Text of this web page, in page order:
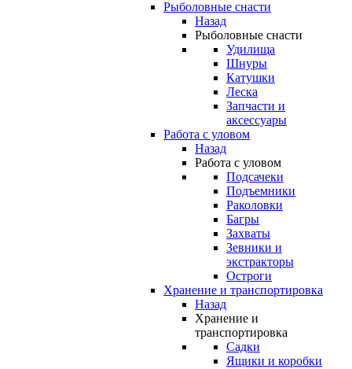
Рыболовные снасти
Назад
Рыболовные снасти
Удилища
Шнуры
Катушки
Леска
Запчасти и
аксессуары
Работа с уловом
Назад
Работа с уловом
Подсачеки
Подъемники
Раколовки
Багры
Захваты
Зевники и
экстракторы
Остроги
Хранение и транспортировка
Назад
Хранение и
транспортировка
Садки
Ящики и коробки